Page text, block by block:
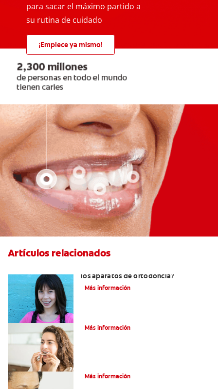
para sacar el máximo partido a
su rutina de cuidado
¡Empiece ya mismo!
Artículos relacionados
los aparatos de ortodoncia?
Más información
Más información
Más información